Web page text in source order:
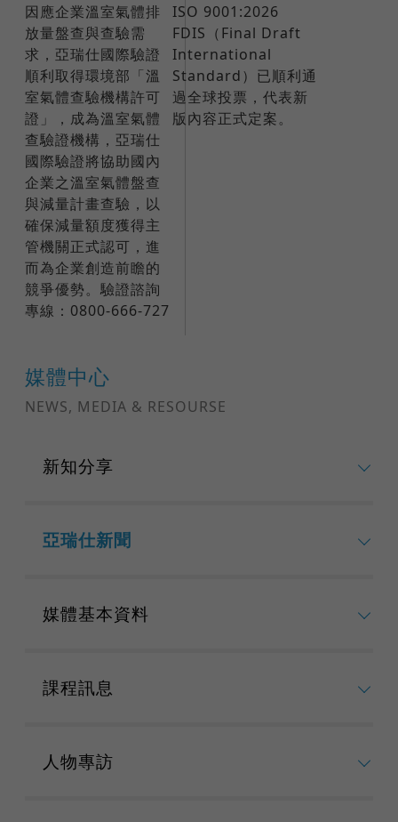
媒體中心
NEWS, MEDIA & RESOURSE
新知分享
亞瑞仕新聞
媒體基本資料
課程訊息
人物專訪
因應企業溫室氣體排
放量盤查與查驗需
求，亞瑞仕國際驗證
順利取得環境部「溫
室氣體查驗機構許可
證」，成為溫室氣體
查驗證機構，亞瑞仕
國際驗證將協助國內
企業之溫室氣體盤查
與減量計畫查驗，以
確保減量額度獲得主
管機關正式認可，進
而為企業創造前瞻的
競爭優勢。驗證諮詢
專線：0800-666-727
ISO 9001:2026
FDIS（Final Draft
International
Standard）已順利通
過全球投票，代表新
版內容正式定案。